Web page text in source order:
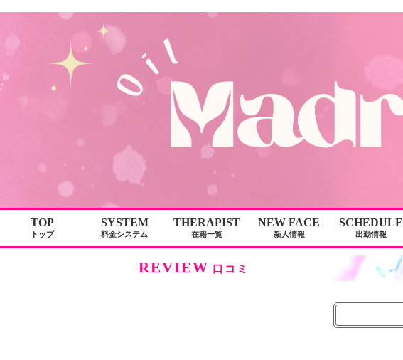
TOP
トップ
SYSTEM
料金システム
THERAPIST
在籍一覧
NEW FACE
新人情報
SCHEDULE
出勤情報
REVIEW 口コミ